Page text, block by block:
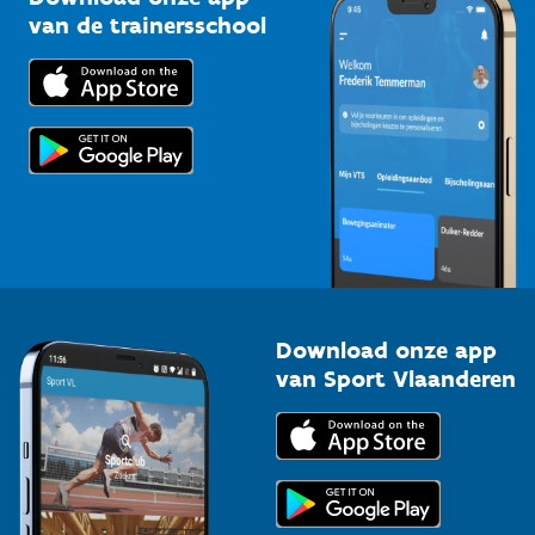
Bedrijven
Trainers en begeleiders
Topsporters
Downloads
Voor de pers
van de trainersschool
Download onze app
van Sport Vlaanderen